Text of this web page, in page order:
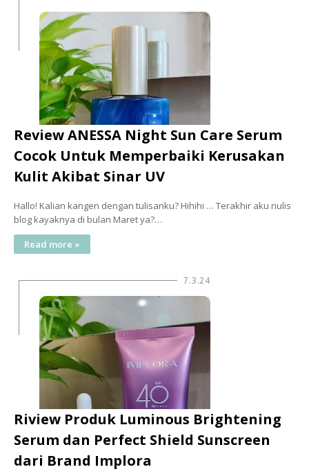
Review ANESSA Night Sun Care Serum
Cocok Untuk Memperbaiki Kerusakan
Kulit Akibat Sinar UV
Hallo! Kalian kangen dengan tulisanku? Hihihi … Terakhir aku nulis
blog kayaknya di bulan Maret ya?…
Read more »
7.3.24
Riview Produk Luminous Brightening
Serum dan Perfect Shield Sunscreen
dari Brand Implora